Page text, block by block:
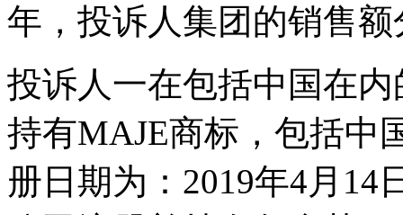
年，投诉人集团的销售
投诉人一在包括中国在
持有MAJE商标，包括中
册日期为：2019年4月14